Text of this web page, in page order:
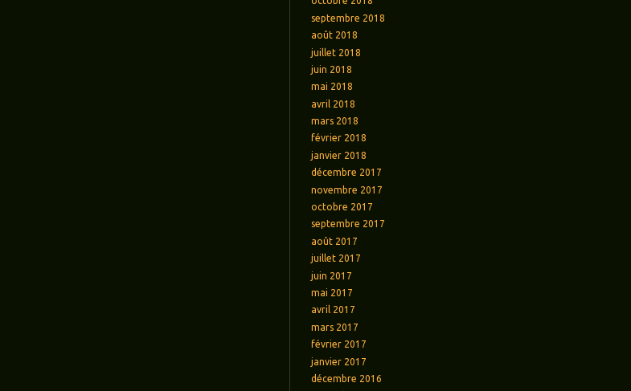
septembre 2018
août 2018
juillet 2018
juin 2018
mai 2018
avril 2018
mars 2018
février 2018
janvier 2018
décembre 2017
novembre 2017
octobre 2017
septembre 2017
août 2017
juillet 2017
juin 2017
mai 2017
avril 2017
mars 2017
février 2017
janvier 2017
décembre 2016